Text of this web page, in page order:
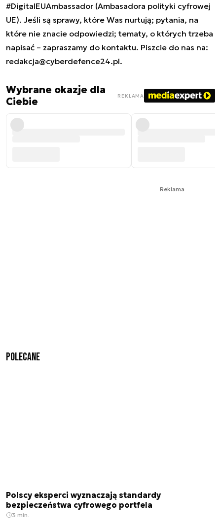
#DigitalEUAmbassador (Ambasadora polityki cyfrowej
UE). Jeśli są sprawy, które Was nurtują; pytania, na
które nie znacie odpowiedzi; tematy, o których trzeba
napisać – zapraszamy do kontaktu. Piszcie do nas na:
redakcja@cyberdefence24.pl.
Wybrane okazje dla
Ciebie
REKLAMA
Reklama
Polecane
Polscy eksperci wyznaczają standardy
bezpieczeństwa cyfrowego portfela
3 min.